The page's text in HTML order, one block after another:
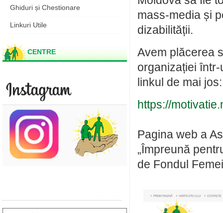
Ghiduri și Chestionare
Linkuri Utile
CENTRE
mass-media și
dizabilității.
Avem plăcerea
organizației
linkul de mai jos:
https://
Pagina web a
„Împreună
de Fondul